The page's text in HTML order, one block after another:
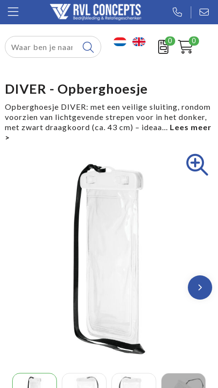
0 0
Relatiegeschenken
Tassen
Sport
DIVER - Opberghoesje
Opberghoesje DIVER: met een veilige sluiting, rondom
voorzien van lichtgevende strepen voor in het donker,
met zwart draagkoord (ca. 43 cm) – ideaa...